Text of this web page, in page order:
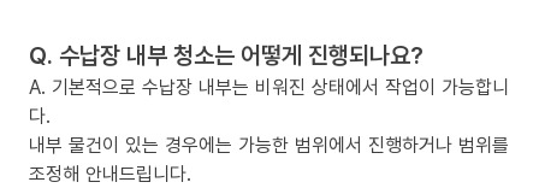
Q. 수납장 내부 청소는 어떻게 진행되나요?
A. 기본적으로 수납장 내부는 비워진 상태에서 작업이 가능합니
다.
내부 물건이 있는 경우에는 가능한 범위에서 진행하거나 범위를
조정해 안내드립니다.